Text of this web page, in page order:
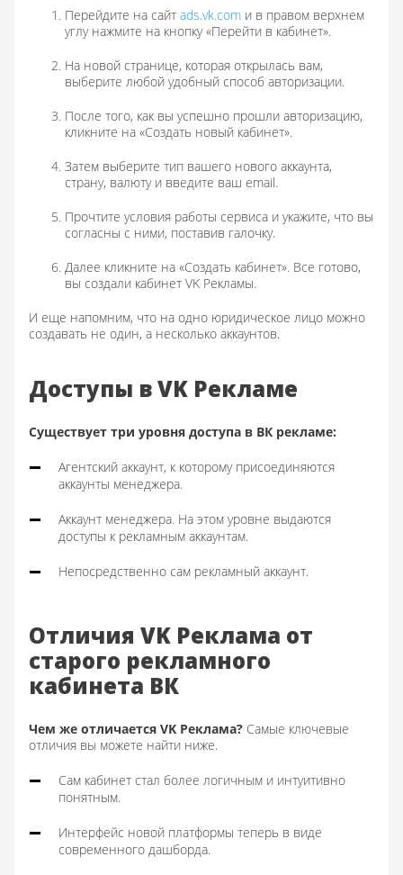
Перейдите на сайт ads.vk.com и в правом верхнем
углу нажмите на кнопку «Перейти в кабинет».
На новой странице, которая открылась вам,
выберите любой удобный способ авторизации.
После того, как вы успешно прошли авторизацию,
кликните на «Создать новый кабинет».
Затем выберите тип вашего нового аккаунта,
страну, валюту и введите ваш email.
Прочтите условия работы сервиса и укажите, что вы
согласны с ними, поставив галочку.
Далее кликните на «Создать кабинет». Все готово,
вы создали кабинет VK Рекламы.
И еще напомним, что на одно юридическое лицо можно
создавать не один, а несколько аккаунтов.
Доступы в VK Рекламе
Существует три уровня доступа в ВК рекламе:
Агентский аккаунт, к которому присоединяются
аккаунты менеджера.
Аккаунт менеджера. На этом уровне выдаются
доступы к рекламным аккаунтам.
Непосредственно сам рекламный аккаунт.
Отличия VK Реклама от
старого рекламного
кабинета ВК
Чем же отличается VK Реклама? Самые ключевые
отличия вы можете найти ниже.
Сам кабинет стал более логичным и интуитивно
понятным.
Интерфейс новой платформы теперь в виде
современного дашборда.